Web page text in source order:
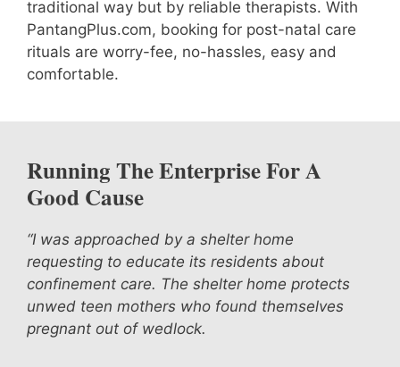
traditional way but by reliable therapists. With
PantangPlus.com, booking for post-natal care
rituals are worry-fee, no-hassles, easy and
comfortable.
Running The Enterprise For A
Good Cause
“I was approached by a shelter home
requesting to educate its residents about
confinement care. The shelter home protects
unwed teen mothers who found themselves
pregnant out of wedlock.